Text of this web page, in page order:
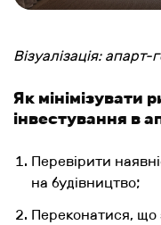
Візуалізація:
Як мінімізувати
інвестування в
Перевірити
на будівництво;
Переконатися, що